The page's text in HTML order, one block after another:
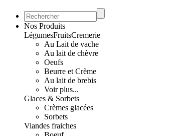
Nos Produits
LégumesFruitsCremerie
Au Lait de vache
Au lait de chèvre
Oeufs
Beurre et Crème
Au lait de brebis
Voir plus...
Glaces & Sorbets
Crèmes glacées
Sorbets
Viandes fraiches